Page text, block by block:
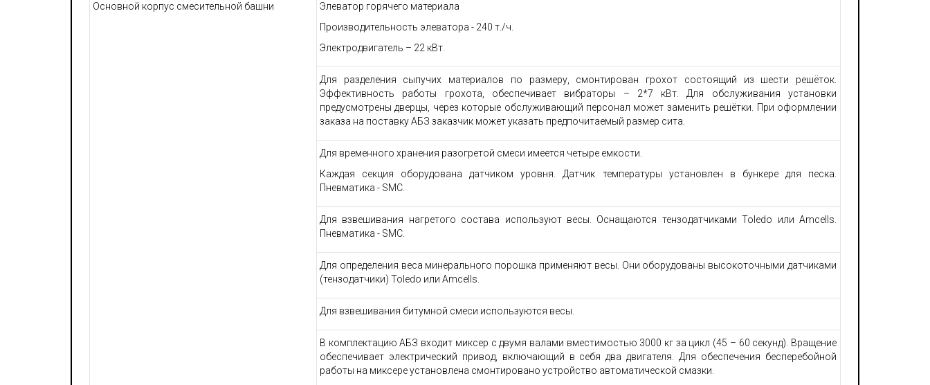
Основной корпус смесительной башни
Элеватор горячего материала
Производительность элеватора - 240 т./ч.
Электродвигатель – 22 кВт.
Для разделения сыпучих материалов по размеру, смонтирован грохот состоящий из шести решёток.
Эффективность работы грохота, обеспечивает вибраторы – 2*7 кВт. Для обслуживания установки
предусмотрены дверцы, через которые обслуживающий персонал может заменить решётки. При оформлении
заказа на поставку АБЗ заказчик может указать предпочитаемый размер сита.
Для временного хранения разогретой смеси имеется четыре емкости.
Каждая секция оборудована датчиком уровня. Датчик температуры установлен в бункере для песка.
Пневматика - SMC.
Для взвешивания нагретого состава используют весы. Оснащаются тензодатчиками Toledo или Amcells.
Пневматика - SMC.
Для определения веса минерального порошка применяют весы. Они оборудованы высокоточными датчиками
(тензодатчики) Toledo или Amcells.
Для взвешивания битумной смеси используются весы.
В комплектацию АБЗ входит миксер с двумя валами вместимостью 3000 кг за цикл (45 – 60 секунд). Вращение
обеспечивает электрический привод, включающий в себя два двигателя. Для обеспечения бесперебойной
работы на миксере установлена смонтировано устройство автоматической смазки.